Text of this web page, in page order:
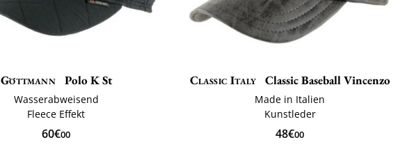
Göttmann Polo K St
Wasserabweisend
Fleece Effekt
60€00
Classic Italy Classic Baseball Vincenzo
Made in Italien
Kunstleder
48€00